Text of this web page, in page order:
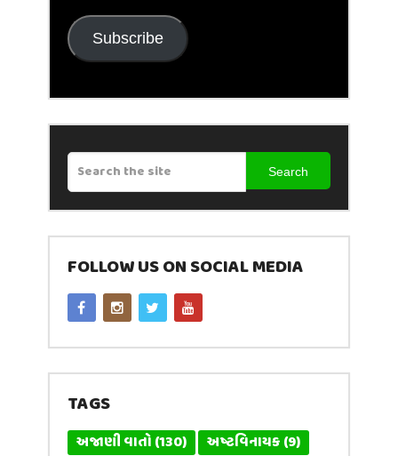
Subscribe
Search
FOLLOW US ON SOCIAL MEDIA
TAGS
અજાણી વાતો(130) અષ્ટવિનાયક(9)